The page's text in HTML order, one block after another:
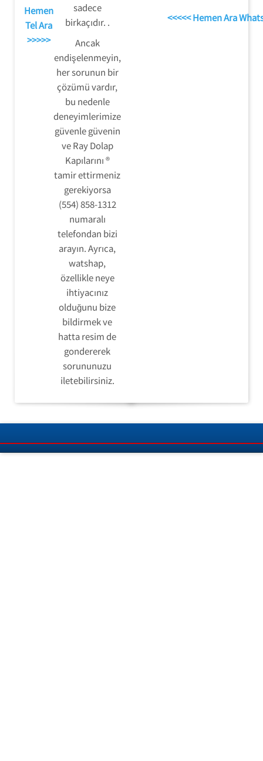
Hemen
Tel Ara
>>>>>
sadece
birkaçıdır. .
Ancak
endişelenmeyin,
her sorunun bir
çözümü vardır,
bu nedenle
deneyimlerimize
güvenle güvenin
ve Ray Dolap
Kapılarını ®
tamir ettirmeniz
gerekiyorsa
(554) 858-1312
numaralı
telefondan bizi
arayın. Ayrıca,
watshap,
özellikle neye
ihtiyacınız
olduğunu bize
bildirmek ve
hatta resim de
gondererek
sorununuzu
iletebilirsiniz.
<<<<< Hemen Ara